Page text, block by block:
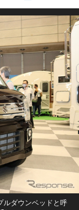
ルダウンベッドと呼